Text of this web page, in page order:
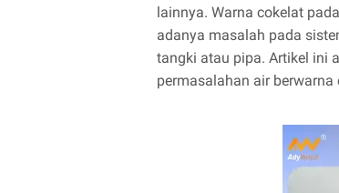
lainnya. Warna cokelat
adanya masalah pada
tangki atau pipa. Artikel ini
permasalahan air